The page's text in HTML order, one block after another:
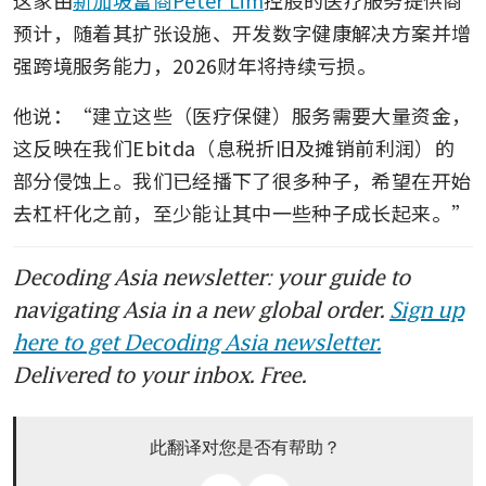
预计，随着其扩张设施、开发数字健康解决方案并增
强跨境服务能力，2026财年将持续亏损。
他说：“建立这些（医疗保健）服务需要大量资金，
这反映在我们Ebitda（息税折旧及摊销前利润）的
部分侵蚀上。我们已经播下了很多种子，希望在开始
去杠杆化之前，至少能让其中一些种子成长起来。”
Decoding Asia newsletter: your guide to
navigating Asia in a new global order. Sign up
here to get Decoding Asia newsletter.
Delivered to your inbox. Free.
此翻译对您是否有帮助？